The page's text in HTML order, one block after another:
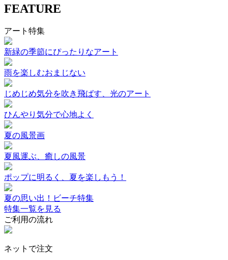
FEATURE
アート特集
新緑の季節にぴったりなアート
雨を楽しむおまじない
じめじめ気分を吹き飛ばす、光のアート
ひんやり気分で心地よく
夏の風景画
夏風運ぶ、癒しの風景
ポップに明るく、夏を楽しもう！
夏の思い出！ビーチ特集
特集一覧を見る
ご利用の流れ
ネットで注文